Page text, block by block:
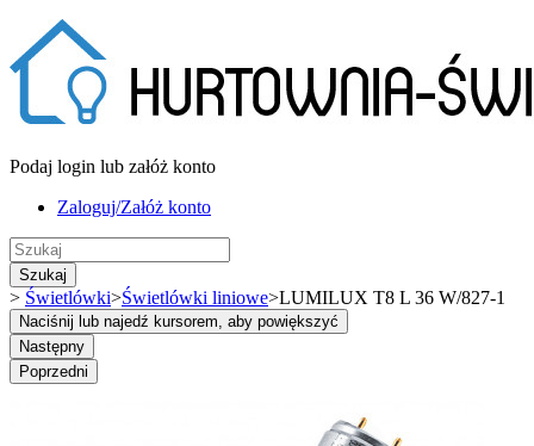
Podaj login lub załóż konto
Zaloguj/Załóż konto
Szukaj
> Świetlówki>Świetlówki liniowe>LUMILUX T8 L 36 W/827-1
Naciśnij lub najedź kursorem, aby powiększyć
Następny
Poprzedni